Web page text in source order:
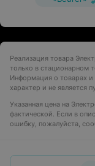
Реализация товара
только в стационарном
Информация о товарах и
характер и не является
Указанная цена на
фактической. Если в
ошибку, пожалуйста,